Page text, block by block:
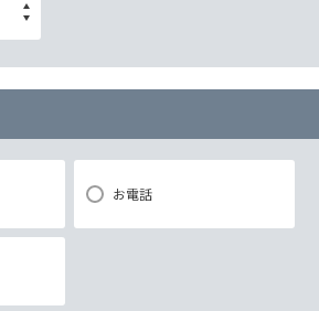
お電話